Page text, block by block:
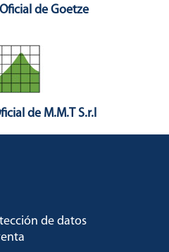
de Goetze
de M.M.T S.r.l
de datos